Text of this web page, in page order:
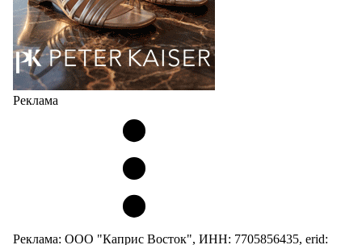
Реклама
Реклама: ООО "Каприс Восток", ИНН: 7705856435, erid: